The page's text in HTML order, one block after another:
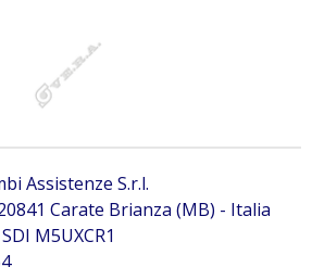
Assistenze S.r.l.
Carate Brianza (MB) - Italia
M5UXCR1